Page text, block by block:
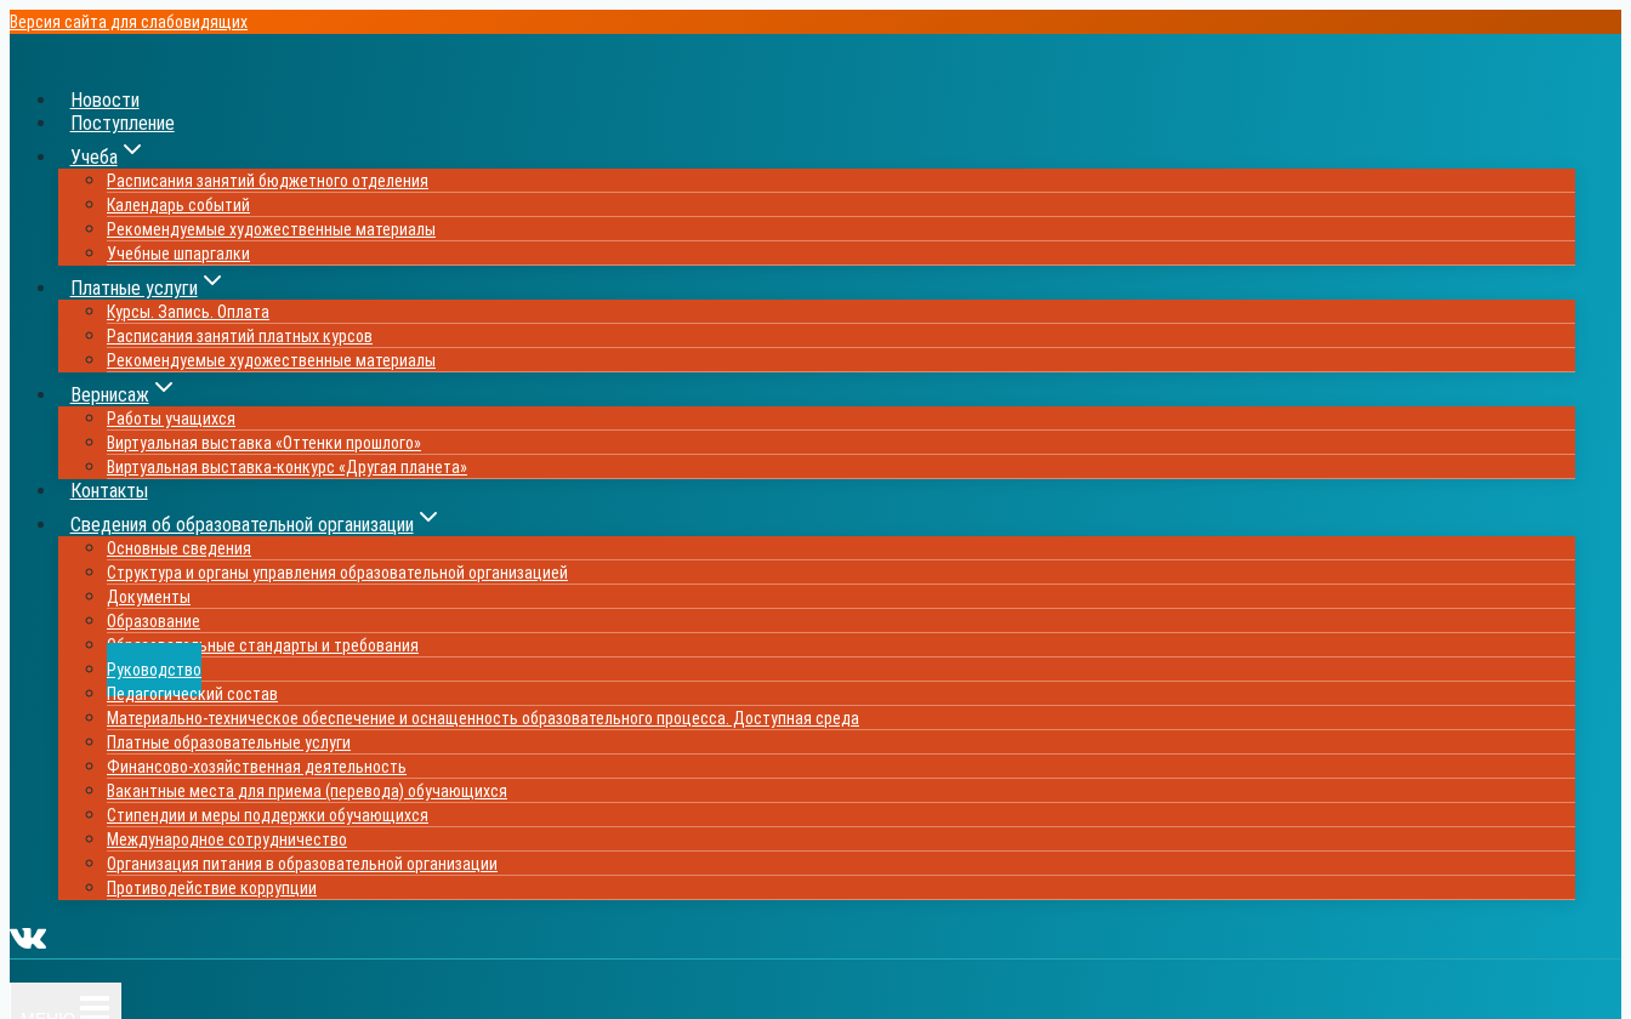
Перейти
Версия сайта для слабовидящих
Новости
Поступление
Учеба
Расписания занятий бюджетного отделения
Календарь событий
Рекомендуемые художественные материалы
Учебные шпаргалки
Платные услуги
Курсы. Запись. Оплата
Расписания занятий платных курсов
Рекомендуемые художественные материалы
Вернисаж
Работы учащихся
Виртуальная выставка «Оттенки прошлого»
Виртуальная выставка-конкурс «Другая планета»
Контакты
Сведения об образовательной организации
Основные сведения
Структура и органы управления образовательной организацией
Документы
Образование
Образовательные стандарты и требования
Руководство
Педагогический состав
Материально-техническое обеспечение и оснащенность образовательного процесса. Доступная среда
Платные образовательные услуги
Финансово-хозяйственная деятельность
Вакантные места для приема (перевода) обучающихся
Стипендии и меры поддержки обучающихся
Международное сотрудничество
Организация питания в образовательной организации
Противодействие коррупции